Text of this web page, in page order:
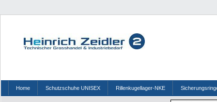
Home Schutzschuhe UNISEX Rillenkugellager-NKE